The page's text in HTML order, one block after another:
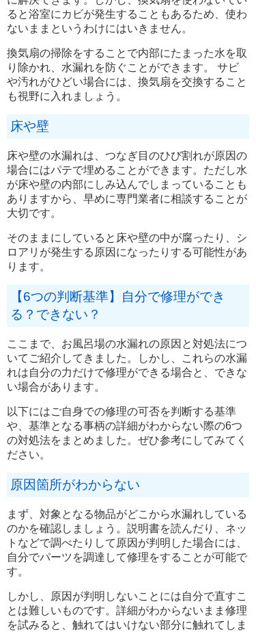
ると浴室にカビが発生することもあるため、使わ
ないままというわけにはいきません。
換気扇の掃除をすることで内部にたまった水を取
り除かれ、水漏れを防ぐことができます。 サビ
や汚れがひどい場合には、換気扇を交換すること
も視野に入れましょう。
床や壁
床や壁の水漏れは、つなぎ目のひび割れが原因の
場合にはパテで埋めることができます。ただし水
が床や壁の内部にしみ込んでしまっていることも
ありますから、早めに専門業者に相談することが
大切です。
そのままにしていると床や壁の中が腐ったり、シ
ロアリが発生する原因になったりする可能性があ
ります。
【6つの判断基準】自分で修理ができ
る？できない？
ここまで、お風呂場の水漏れの原因と対処法につ
いてご紹介してきました。しかし、これらの水漏
れは自分の力だけで修理ができる場合と、できな
い場合があります。
以下にはご自身での修理の可否を判断する基準
や、基準となる事柄の詳細がわからない際の6つ
の対処法をまとめました。ぜひ参考にしてみてく
ださい。
原因箇所がわからない
まず、対象となる物品がどこから水漏れしている
のかを確認しましょう。説明書を読んだり、ネッ
トなどで調べたりして原因が判明した場合には、
自分でパーツを調達して修理をすることが可能で
す。
しかし、原因が判明しないことには自分で直すこ
とは難しいものです。詳細がわからないまま修理
を試みると、触れてはいけない部分に触れてしま